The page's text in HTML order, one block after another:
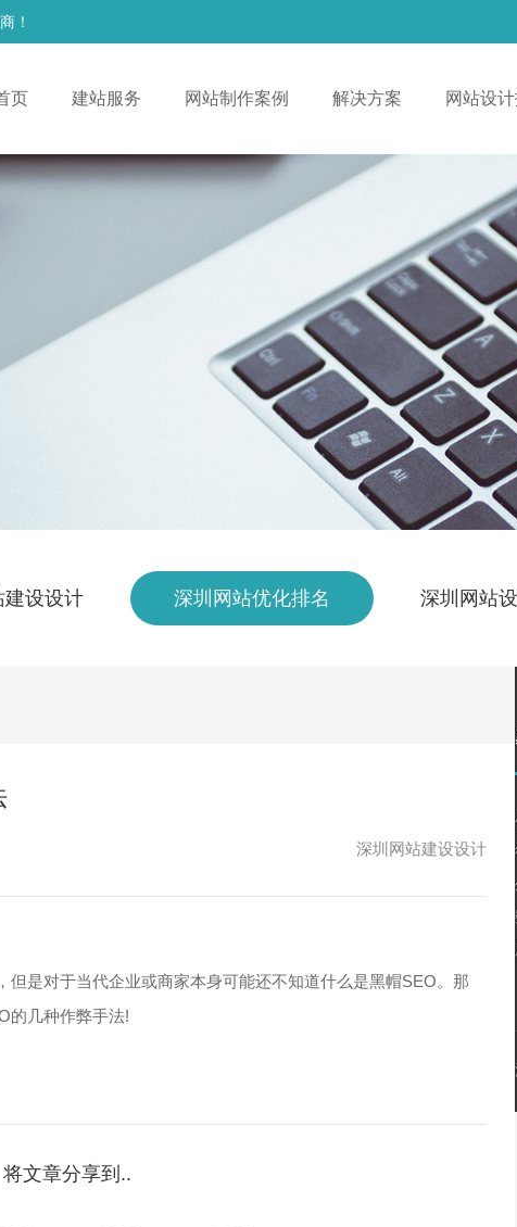
！
页 建站服务 网站制作案例 解决方案 网站设
建设设计 深圳网站优化排名 深圳网站
深圳网站建设设计
是对于当代企业或商家本身可能还不知道什么是黑帽SEO。那
的几种作弊手法!
将文章分享到..